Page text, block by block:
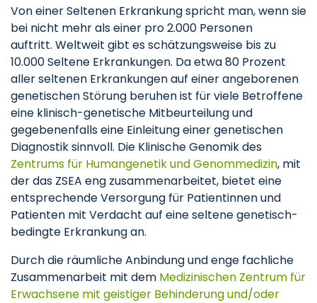
Von einer Seltenen Erkrankung spricht man, wenn sie
bei nicht mehr als einer pro 2.000 Personen
auftritt. Weltweit gibt es schätzungsweise bis zu
10.000 Seltene Erkrankungen. Da etwa 80 Prozent
aller seltenen Erkrankungen auf einer angeborenen
genetischen Störung beruhen ist für viele Betroffene
eine klinisch-genetische Mitbeurteilung und
gegebenenfalls eine Einleitung einer genetischen
Diagnostik sinnvoll. Die Klinische Genomik des
Zentrums für Humangenetik und Genommedizin, mit
der das ZSEA eng zusammenarbeitet, bietet eine
entsprechende Versorgung für Patientinnen und
Patienten mit Verdacht auf eine seltene genetisch-
bedingte Erkrankung an.
Durch die räumliche Anbindung und enge fachliche
Zusammenarbeit mit dem Medizinischen Zentrum für
Erwachsene mit geistiger Behinderung und/oder